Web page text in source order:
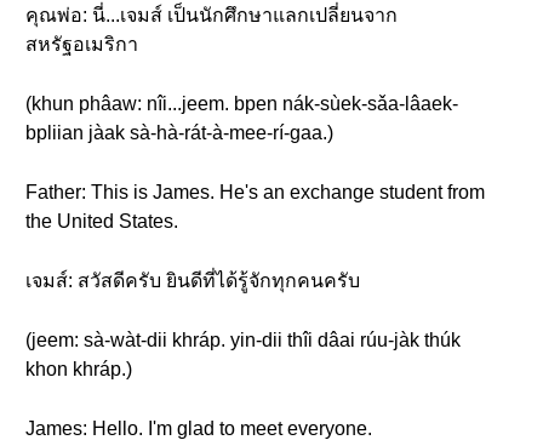
คุณพ่อ: นี่...เจมส์ เป็นนักศึกษาแลกเปลี่ยนจาก
สหรัฐอเมริกา
(khun phâaw: nîi...jeem. bpen nák-sùek-sǎa-lâaek-
bpliian jàak sà-hà-rát-à-mee-rí-gaa.)
Father: This is James. He's an exchange student from
the United States.
เจมส์: สวัสดีครับ ยินดีที่ได้รู้จักทุกคนครับ
(jeem: sà-wàt-dii khráp. yin-dii thîi dâai rúu-jàk thúk
khon khráp.)
James: Hello. I'm glad to meet everyone.